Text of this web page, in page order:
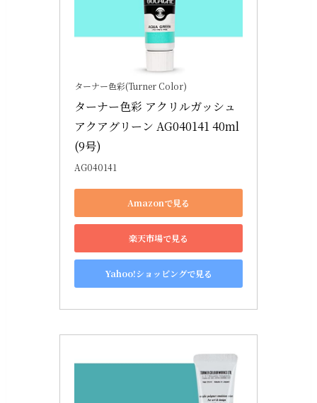
ターナー色彩(Turner Color)
ターナー色彩 アクリルガッシュ
アクアグリーン AG040141 40ml
(9号)
AG040141
Amazonで見る
楽天市場で見る
Yahoo!ショッピングで見る